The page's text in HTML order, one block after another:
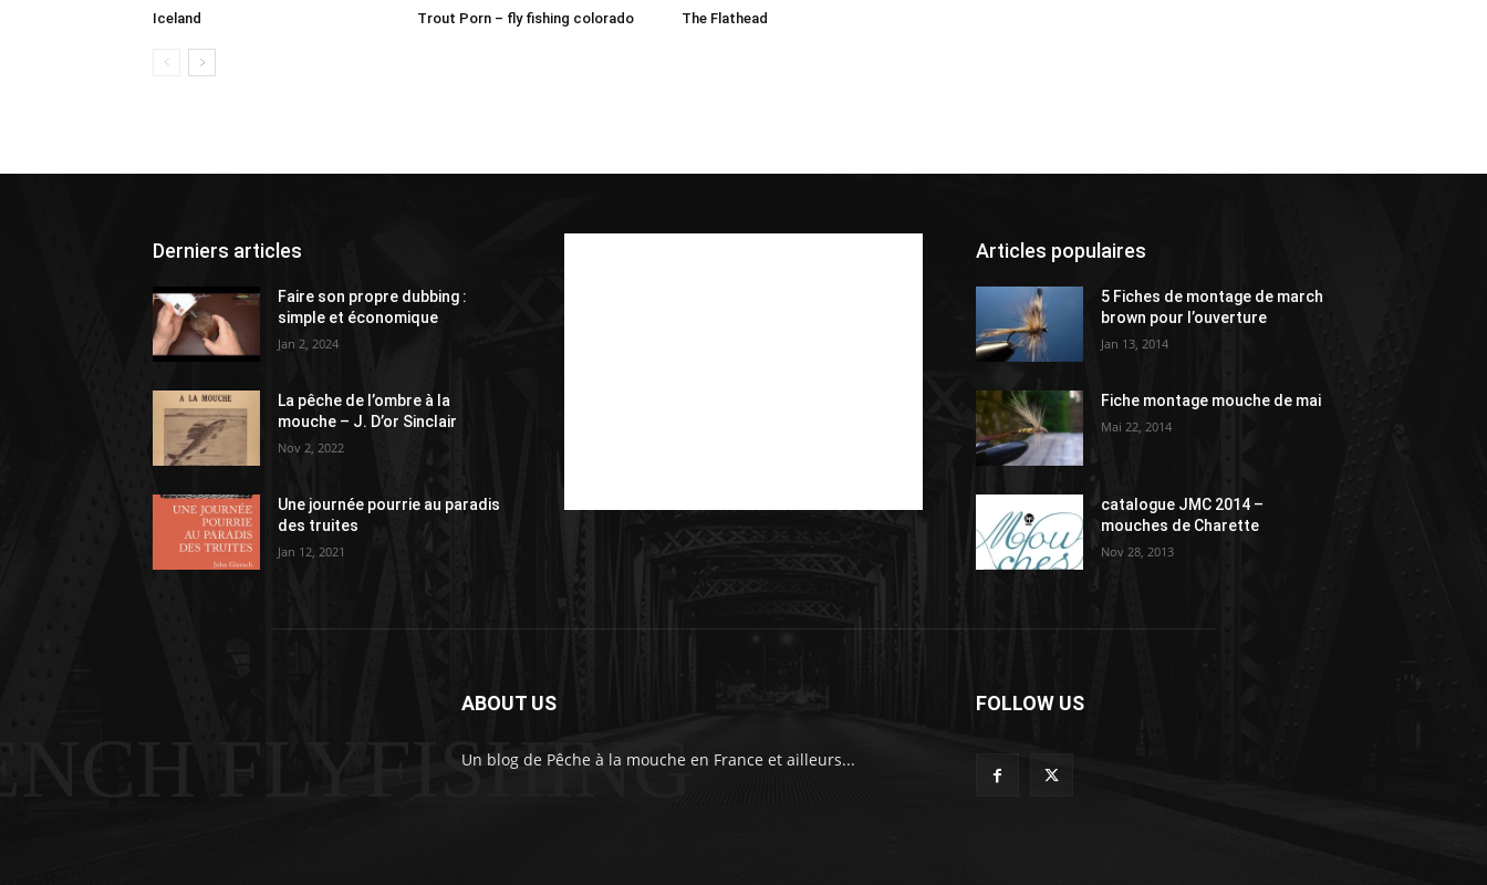
Iceland Trout Porn – fly fishing colorado The Flathead
Derniers articles
Faire son propre dubbing :
simple et économique
Jan 2, 2024
La pêche de l’ombre à la
mouche – J. D’or Sinclair
Nov 2, 2022
Une journée pourrie au paradis
des truites
Jan 12, 2021
Articles populaires
5 Fiches de montage de march
brown pour l’ouverture
Jan 13, 2014
Fiche montage mouche de mai
Mai 22, 2014
catalogue JMC 2014 –
mouches de Charette
Nov 28, 2013
FLYFISHING
ABOUT US
Un blog de Pêche à la mouche en France et ailleurs...
FOLLOW US